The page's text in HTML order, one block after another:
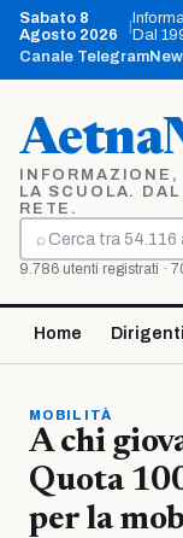
Vai
contenuto
Sabato 8
Agosto 2026
Dal
Canale Telegram
LA SCUOLA.
RETE.
⌕
Cerca
9.786 utenti registrati ·
Home
MOBILITÀ
A chi
Quota
per la